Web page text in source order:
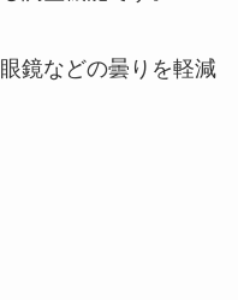
鏡などの曇りを軽減